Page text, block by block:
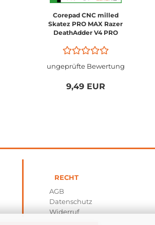
Corepad CNC milled
Skatez PRO MAX Razer
DeathAdder V4 PRO
ungeprüfte Bewertung
9,49 EUR
RECHT
AGB
Datenschutz
Widerruf